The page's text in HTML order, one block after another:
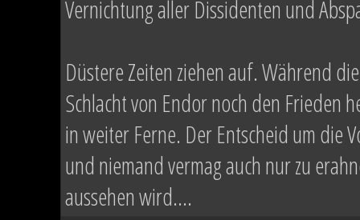
Vernichtung aller Dissidenten und
Düstere Zeiten ziehen auf. Während
Schlacht von Endor noch den Frieden
in weiter Ferne. Der Entscheid um die
und niemand vermag auch nur zu
aussehen wird....